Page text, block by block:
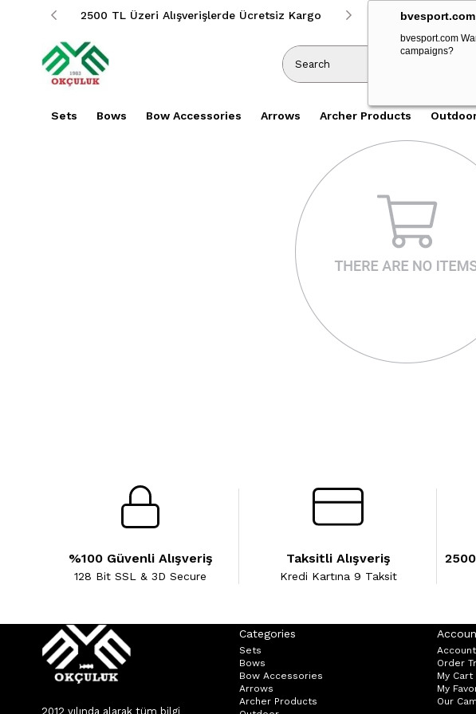
bvesport.com
campaigns?
2500 TL Üzeri Alışverişlerde Ücretsiz Kargo 2500 TL Üzeri
Sets Bows Bow Accessories Arrows Archer Products
%100 Güvenli Alışveriş
128 Bit SSL & 3D Secure
Taksitli Alışveriş
Kredi Kartına 9 Taksit
2012 yılında alarak tüm bilgi
Categories
Sets
Bows
Bow Accessories
Arrows
Archer Products
Order
My Cart
My
Our